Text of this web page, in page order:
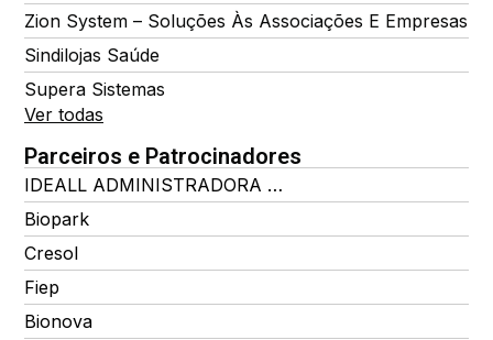
Zion System – Soluções Às Associações E Empresas
Sindilojas Saúde
Supera Sistemas
Ver todas
Parceiros e Patrocinadores
IDEALL ADMINISTRADORA DE BENEFÍCIOS
Biopark
Cresol
Fiep
Bionova